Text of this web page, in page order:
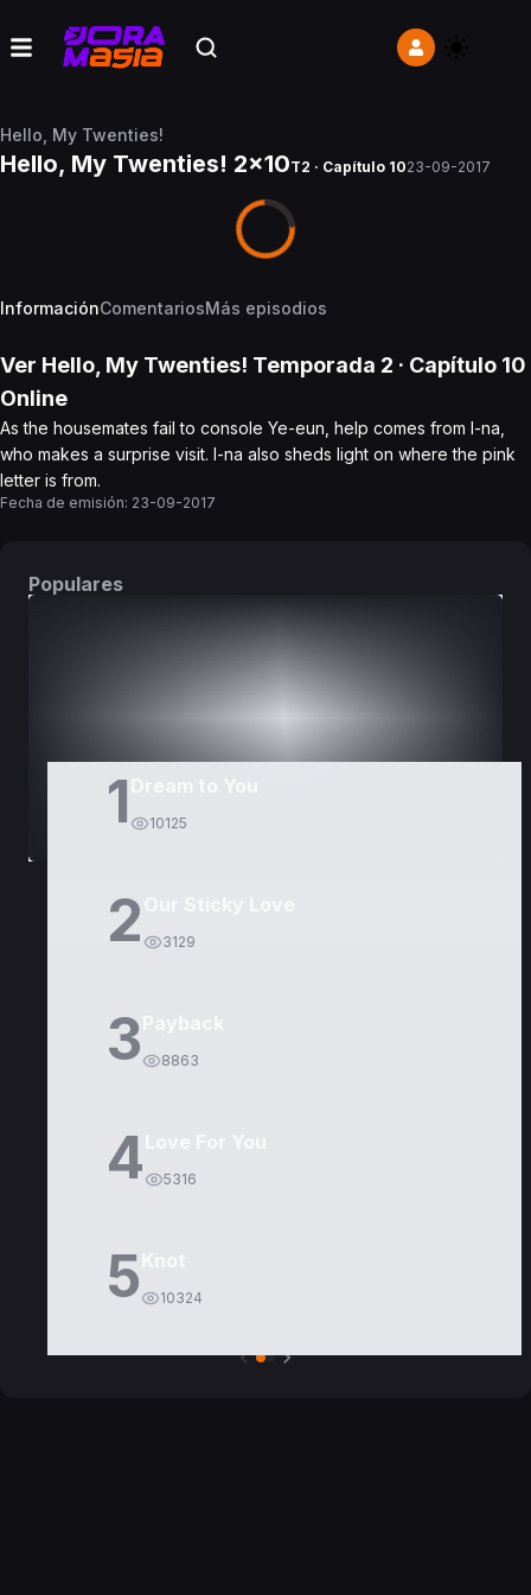
Hello, My Twenties!
Hello, My Twenties! 2x10T2 · Capítulo 1023-09-2017
InformaciónComentariosMás episodios
Ver Hello, My Twenties! Temporada 2 · Capítulo 10
Online
As the housemates fail to console Ye-eun, help comes from I-na,
who makes a surprise visit. I-na also sheds light on where the pink
letter is from.
Fecha de emisión: 23-09-2017
Populares
1 10125
2 3129
3 8863
4 5316
5 10324